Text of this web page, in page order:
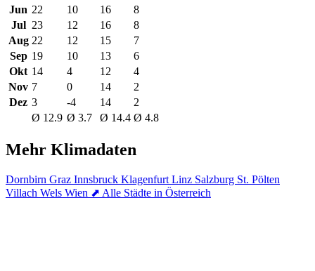
Jun 22 10 16
8
Jul 23 12 16
8
Aug 22 12 15
7
Sep 19 10 13
6
Okt 14 4 12
4
Nov 7 0 14
2
Dez 3 -4 14
2
Ø 12.9 Ø 3.7 Ø 14.4 Ø 4.8
Mehr Klimadaten
Dornbirn Graz Innsbruck Klagenfurt Linz Salzburg St. Pölten
Villach Wels Wien ⬈ Alle Städte in Österreich